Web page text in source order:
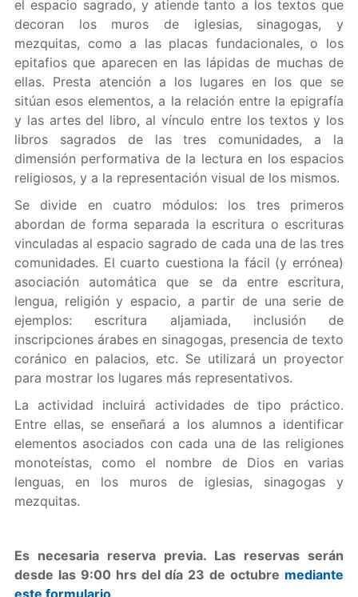
el espacio sagrado, y atiende tanto a los textos que
decoran los muros de iglesias, sinagogas, y
mezquitas, como a las placas fundacionales, o los
epitafios que aparecen en las lápidas de muchas de
ellas. Presta atención a los lugares en los que se
sitúan esos elementos, a la relación entre la epigrafía
y las artes del libro, al vínculo entre los textos y los
libros sagrados de las tres comunidades, a la
dimensión performativa de la lectura en los espacios
religiosos, y a la representación visual de los mismos.
Se divide en cuatro módulos: los tres primeros
abordan de forma separada la escritura o escrituras
vinculadas al espacio sagrado de cada una de las tres
comunidades. El cuarto cuestiona la fácil (y errónea)
asociación automática que se da entre escritura,
lengua, religión y espacio, a partir de una serie de
ejemplos: escritura aljamiada, inclusión de
inscripciones árabes en sinagogas, presencia de texto
coránico en palacios, etc. Se utilizará un proyector
para mostrar los lugares más representativos.
La actividad incluirá actividades de tipo práctico.
Entre ellas, se enseñará a los alumnos a identificar
elementos asociados con cada una de las religiones
monoteístas, como el nombre de Dios en varias
lenguas, en los muros de iglesias, sinagogas y
mezquitas.
Es necesaria reserva previa. Las reservas serán
desde las 9:00 hrs del día 23 de octubre mediante
este formulario